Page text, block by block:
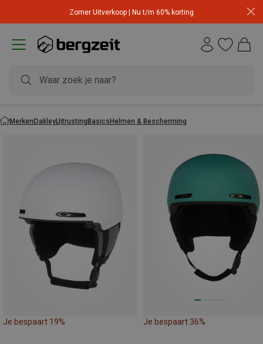
Zomer Uitverkoop | Nu t/m 60% korting
MerkenOakleyUitrustingBasicsHelmen & Bescherming
Je bespaart 19% Je bespaart 36%